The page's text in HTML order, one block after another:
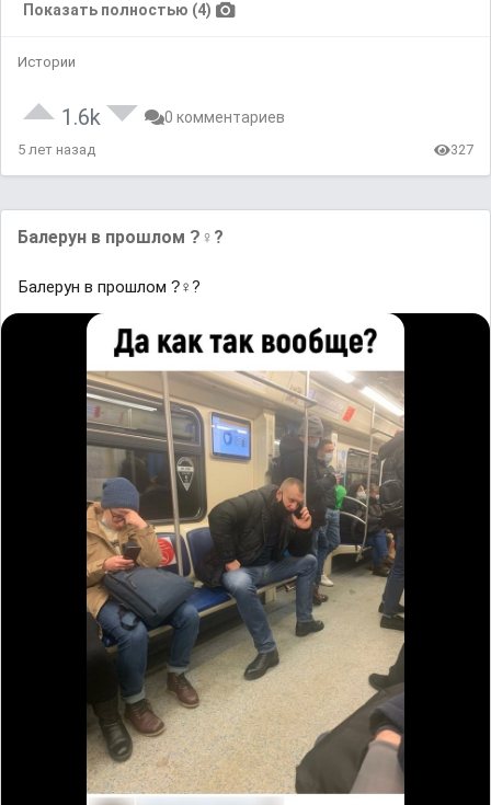
Показать полностью (4)
Истории
1.6k 0 комментариев
5 лет назад 327
Балерун в прошлом ?‍♀?
Балерун в прошлом ?‍♀?